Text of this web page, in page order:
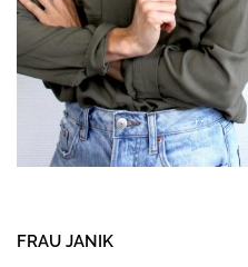
FRAU JANIK